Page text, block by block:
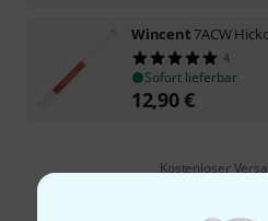
Wincent7ACW
4
Sofort lieferbar
12,90€
Kostenloser